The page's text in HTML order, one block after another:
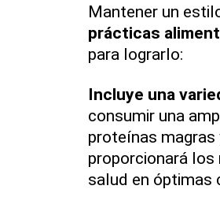
Mantener un
prácticas
para lograrlo:
Incluye una
consumir una
proteínas
proporcionará
salud en óptimas